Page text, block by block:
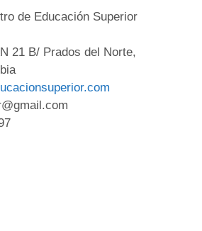
de Educación Superior
21 B/ Prados del Norte,